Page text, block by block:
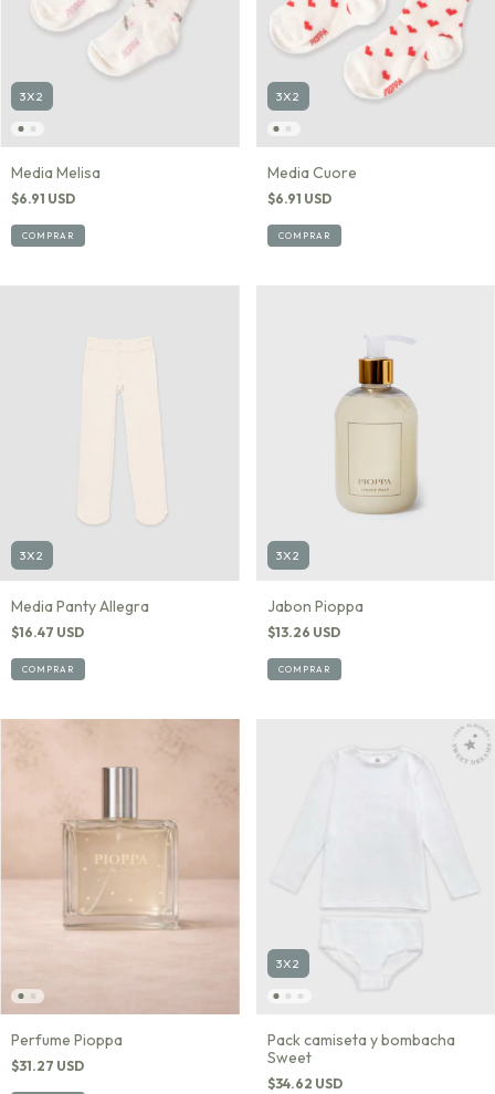
3X2
Media Melisa
$6.91 USD
COMPRAR
3X2
Media Cuore
$6.91 USD
COMPRAR
3X2
Media Panty Allegra
$16.47 USD
COMPRAR
3X2
Jabon Pioppa
$13.26 USD
COMPRAR
Perfume Pioppa
$31.27 USD
3X2
Pack camiseta y bombacha
Sweet
$34.62 USD